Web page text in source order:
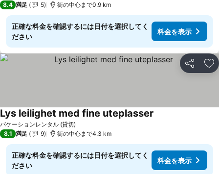
8.4 満足 5 街の中心まで0.9 km
正確な料金を確認するには日付を選択してく
ださい
料金を表示
シェア お
バケーションレンタル (貸切)
Lys leilighet med fine uteplasser
8.1 満足 9 街の中心まで4.3 km
正確な料金を確認するには日付を選択してく
ださい
料金を表示